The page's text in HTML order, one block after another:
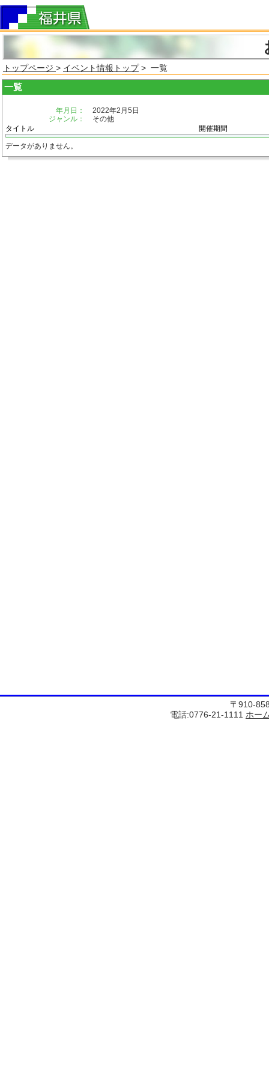
トップページ > イベント情報トップ> 一覧
一覧
年月日：
2022年2月5日
ジャンル：
その他
タイトル
開催期間
データがありません。
〒910-
電話:0776-21-1111 ホー